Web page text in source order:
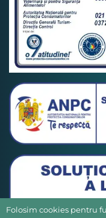
Folosim cookies pentru